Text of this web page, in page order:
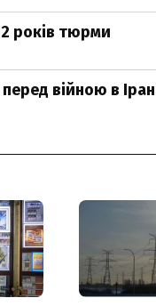
років тюрми
війною в